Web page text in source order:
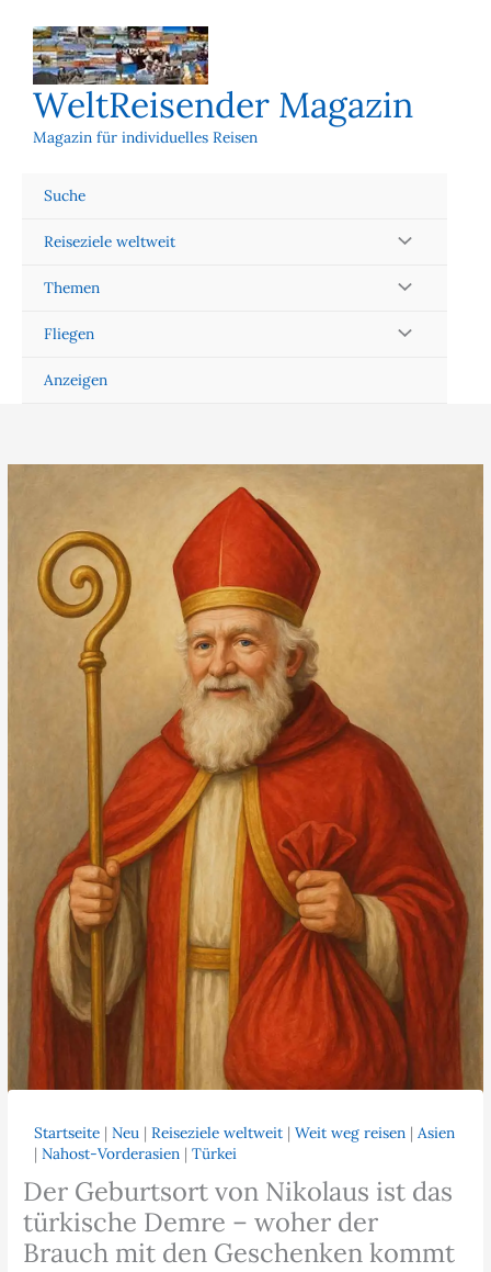
Inhalt
springen
WeltReisender Magazin
Magazin für individuelles Reisen
Suche
Reiseziele weltweit
Themen
Fliegen
Anzeigen
Startseite |Neu |Reiseziele weltweit |Weit weg reisen |Asien
|Nahost-Vorderasien |Türkei
Der Geburtsort von Nikolaus ist das
türkische Demre – woher der
Brauch mit den Geschenken kommt